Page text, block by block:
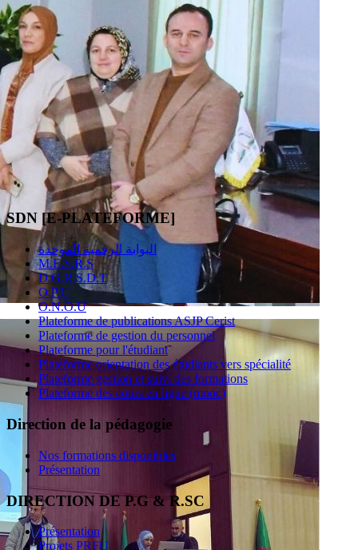
SDN [E-PLATEFORME]
البوابة الرقمية الموحدة
M.E.S.R.S
D.G.R.S.D.T
O.P.U
O.N.O.U
Plateforme de publications ASJP Cerist
Plateforme de gestion du personnel
Plateforme pour l'étudiant
Plateforme orientation des étudiants vers spécialité
Plateforme gestion et suivi des formations
Plateforme des cours en ligne (mooc)
Direction de la pédagogie
Nos formations disponibles
Présentation
DIRECTION DE P.G & R.SC
Présentation
Projets PRFU